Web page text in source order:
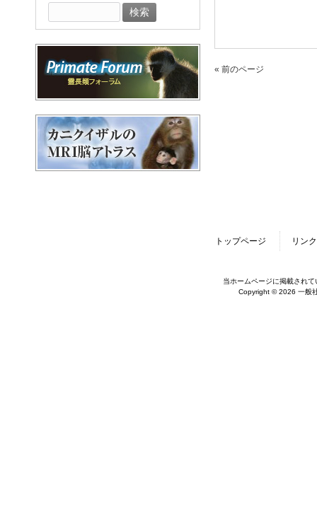
« 前のページ
索:
トップページ リンク
当ホームページに掲載され
Copyright © 2026 一般